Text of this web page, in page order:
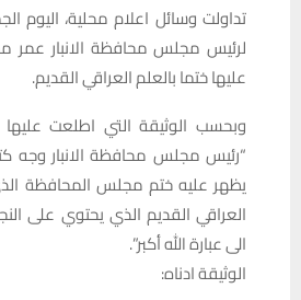
تداولت وسائل اعلام محلية، اليوم
لرئيس مجلس محافظة الانبار
عليها ختما بالعلم العراقي القديم.
وبحسب الوثيقة التي اطلعت عليها
“رئيس مجلس محافظة الانبار وجه
يظهر عليه ختم مجلس المحافظة
العراقي القديم الذي يحتوي على
الى عبارة الله أكبر”.
الوثيقة ادناه: